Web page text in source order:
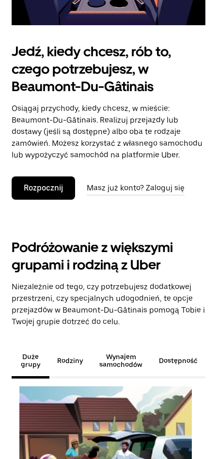
Jedź, kiedy chcesz, rób to,
czego potrzebujesz, w
Beaumont-Du-Gâtinais
Osiągaj przychody, kiedy chcesz, w mieście:
Beaumont-Du-Gâtinais. Realizuj przejazdy lub
dostawy (jeśli są dostępne) albo oba te rodzaje
zamówień. Możesz korzystać z własnego samochodu
lub wypożyczyć samochód na platformie Uber.
Rozpocznij Masz już konto? Zaloguj się
Podróżowanie z większymi
grupami i rodziną z Uber
Niezależnie od tego, czy potrzebujesz dodatkowej
przestrzeni, czy specjalnych udogodnień, te opcje
przejazdów w Beaumont-Du-Gâtinais pomogą Tobie i
Twojej grupie dotrzeć do celu.
Duże
grupy
Rodziny
Wynajem
samochodów
Dostępność